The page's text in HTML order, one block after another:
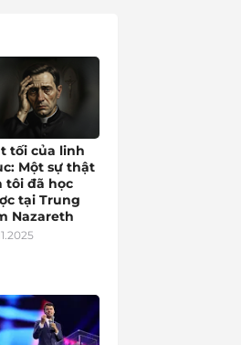
tối của linh
Một sự thật
tôi đã học
tại Trung
Nazareth